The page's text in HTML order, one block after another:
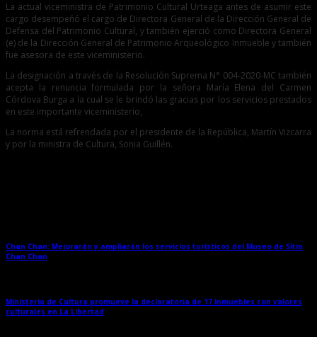
La actual viceministra de Patrimonio Cultural Urteaga antes de asumir este
cargo desempeñó el cargo de Directora General de la Dirección General de
Defensa del Patrimonio Cultural, y también ejerció como Directora General
(e) de la Dirección General de Patrimonio Arqueológico Inmueble y también
fue asesora de este viceministerio.
La designación a través de la Resolución Suprema N° 004-2020-MC también
acepta la renuncia formulada por la señora María Elena del Carmen
Córdova Burga a la cual se le brindó las gracias por los servicios prestados
en este importante viceministerio,
La norma está refrendada por el presidente de la República, Martín Vizcarra
y por la ministra de Cultura, Sonia Guillén.
Chan Chan: Mejorarán y ampliarán los servicios turísticos del Museo de Sitio
Chan Chan
Ministerio de Cultura promueve la declaratoria de 17 inmuebles con valores
culturales en La Libertad